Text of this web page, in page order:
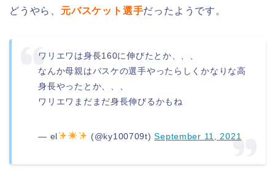
どうやら、 元バスケット選手だったようです。
ワリエワは身長160に伸びたとか、、、
なんか母親はバスケの選手やったらしくかなりな高
身長やったとか、、、
ワリエワまだまだ身長伸びるかもね
— el (@ky100709t)September 11, 2021